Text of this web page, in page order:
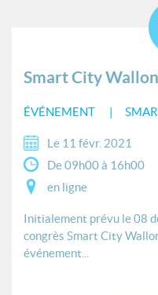
Smart City
ÉVÉNEMENT
Le 11 févr. 2021
De 09h00 à 16h00
en ligne
Initialement prévu le 08
congrès Smart City
événement...